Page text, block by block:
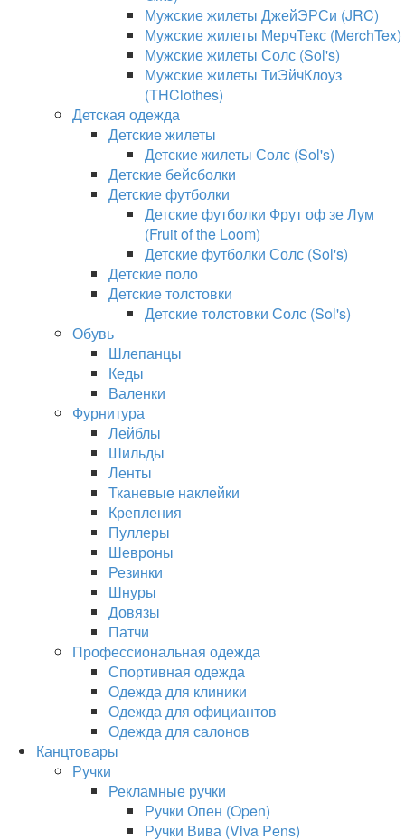
Мужские жилеты ДжейЭРСи (JRC)
Мужские жилеты МерчТекс (MerchTex)
Мужские жилеты Солс (Sol's)
Мужские жилеты ТиЭйчКлоуз
(THClothes)
Детская одежда
Детские жилеты
Детские жилеты Солс (Sol's)
Детские бейсболки
Детские футболки
Детские футболки Фрут оф зе Лум
(Fruit of the Loom)
Детские футболки Солс (Sol's)
Детские поло
Детские толстовки
Детские толстовки Солс (Sol's)
Обувь
Шлепанцы
Кеды
Валенки
Фурнитура
Лейблы
Шильды
Ленты
Тканевые наклейки
Крепления
Пуллеры
Шевроны
Резинки
Шнуры
Довязы
Патчи
Профессиональная одежда
Спортивная одежда
Одежда для клиники
Одежда для официантов
Одежда для салонов
Канцтовары
Ручки
Рекламные ручки
Ручки Опен (Open)
Ручки Вива (Viva Pens)